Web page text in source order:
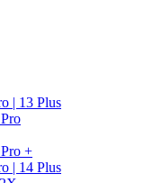
| 13 Plus
+
| 14 Plus